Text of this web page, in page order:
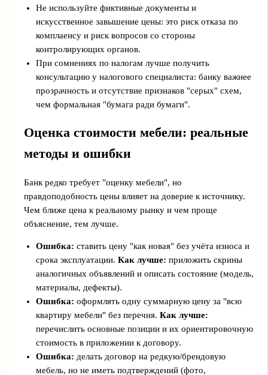
Не используйте фиктивные документы и
искусственное завышение цены: это риск отказа по
комплаенсу и риск вопросов со стороны
контролирующих органов.
При сомнениях по налогам лучше получить
консультацию у налогового специалиста: банку важнее
прозрачность и отсутствие признаков "серых" схем,
чем формальная "бумага ради бумаги".
Оценка стоимости мебели: реальные
методы и ошибки
Банк редко требует "оценку мебели", но
правдоподобность цены влияет на доверие к источнику.
Чем ближе цена к реальному рынку и чем проще
объяснение, тем лучше.
Ошибка: ставить цену "как новая" без учёта износа и
срока эксплуатации. Как лучше: приложить скрины
аналогичных объявлений и описать состояние (модель,
материалы, дефекты).
Ошибка: оформлять одну суммарную цену за "всю
квартиру мебели" без перечня. Как лучше:
перечислить основные позиции и их ориентировочную
стоимость в приложении к договору.
Ошибка: делать договор на редкую/брендовую
мебель, но не иметь подтверждений (фото,